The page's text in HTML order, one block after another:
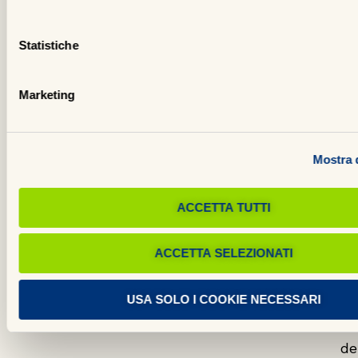
Statistiche
Marketing
Mostra
ACCETTA TUTTI
ACCETTA SELEZIONATI
USA SOLO I COOKIE NECESSARI
ci